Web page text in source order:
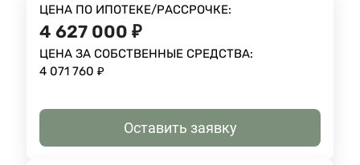
ЦЕНА ПО ИПОТЕКЕ/РАССРОЧКЕ:
4 627 000 ₽
ЦЕНА ЗА СОБСТВЕННЫЕ СРЕДСТВА:
4 071 760 ₽
Оставить заявку